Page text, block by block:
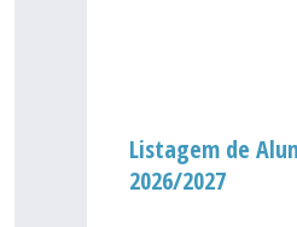
Listagem de
2026/2027